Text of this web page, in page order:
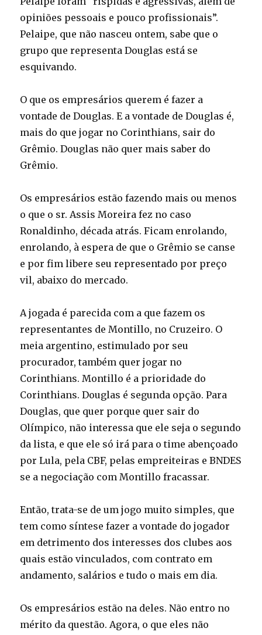
opiniões pessoais e pouco profissionais”.
Pelaipe, que não nasceu ontem, sabe que o
grupo que representa Douglas está se
esquivando.
O que os empresários querem é fazer a
vontade de Douglas. E a vontade de Douglas é,
mais do que jogar no Corinthians, sair do
Grêmio. Douglas não quer mais saber do
Grêmio.
Os empresários estão fazendo mais ou menos
o que o sr. Assis Moreira fez no caso
Ronaldinho, década atrás. Ficam enrolando,
enrolando, à espera de que o Grêmio se canse
e por fim libere seu representado por preço
vil, abaixo do mercado.
A jogada é parecida com a que fazem os
representantes de Montillo, no Cruzeiro. O
meia argentino, estimulado por seu
procurador, também quer jogar no
Corinthians. Montillo é a prioridade do
Corinthians. Douglas é segunda opção. Para
Douglas, que quer porque quer sair do
Olímpico, não interessa que ele seja o segundo
da lista, e que ele só irá para o time abençoado
por Lula, pela CBF, pelas empreiteiras e BNDES
se a negociação com Montillo fracassar.
Então, trata-se de um jogo muito simples, que
tem como síntese fazer a vontade do jogador
em detrimento dos interesses dos clubes aos
quais estão vinculados, com contrato em
andamento, salários e tudo o mais em dia.
Os empresários estão na deles. Não entro no
mérito da questão. Agora, o que eles não